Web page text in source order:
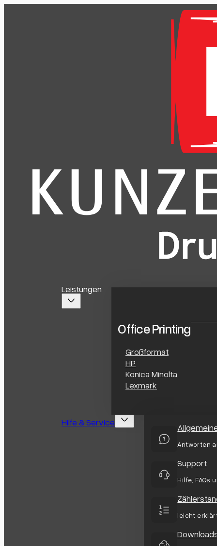
Leistungen
Office Printing
Großformat
HP
Konica Minolta
Lexmark
Hilfe & Service
Antworten
Support
Hilfe, FAQs
leicht